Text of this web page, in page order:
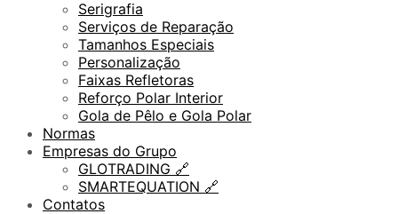
Serigrafia
Serviços de Reparação
Tamanhos Especiais
Personalização
Faixas Refletoras
Reforço Polar Interior
Gola de Pêlo e Gola Polar
Normas
Empresas do Grupo
GLOTRADING 🔗
SMARTEQUATION 🔗
Contatos